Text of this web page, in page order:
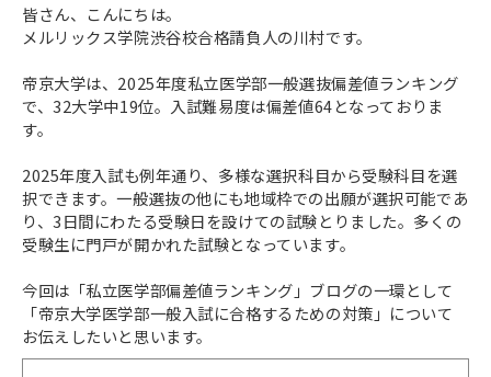
皆さん、こんにちは。
メルリックス学院渋谷校合格請負人の川村です。
帝京大学は、2025年度私立医学部一般選抜偏差値ランキング
で、32大学中19位。入試難易度は偏差値64となっておりま
す。
2025年度入試も例年通り、多様な選択科目から受験科目を選
択できます。一般選抜の他にも地域枠での出願が選択可能であ
り、3日間にわたる受験日を設けての試験とりました。多くの
受験生に門戸が開かれた試験となっています。
今回は「私立医学部偏差値ランキング」ブログの一環として
「帝京大学医学部一般入試に合格するための対策」について
お伝えしたいと思います。